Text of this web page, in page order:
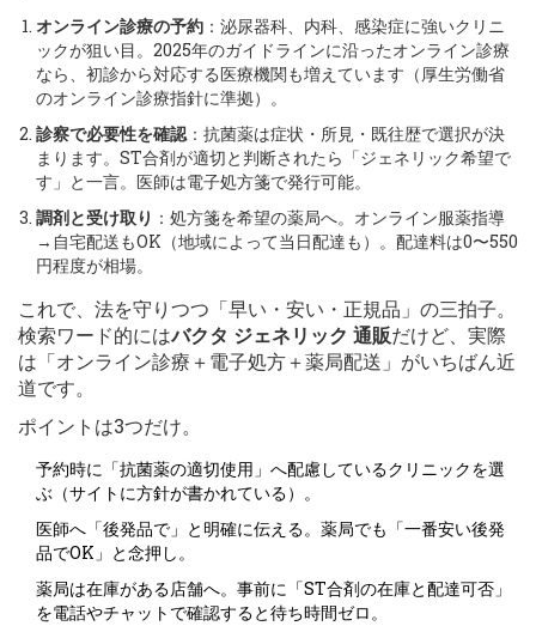
オンライン診療の予約 ：泌尿器科、内科、感染症に強いクリニ
ックが狙い目。2025年のガイドラインに沿ったオンライン診療
なら、初診から対応する医療機関も増えています（厚生労働省
のオンライン診療指針に準拠）。
診察で必要性を確認：抗菌薬は症状・所見・既往歴で選択が決
まります。ST合剤が適切と判断されたら「ジェネリック希望で
す」と一言。医師は電子処方箋で発行可能。
調剤と受け取り ：処方箋を希望の薬局へ。オンライン服薬指導
→自宅配送もOK（地域によって当日配達も）。配達料は0〜550
円程度が相場。
これで、法を守りつつ「早い・安い・正規品」の三拍子。
検索ワード的にはバクタ ジェネリック 通販だけど、実際
は「オンライン診療＋電子処方＋薬局配送」がいちばん近
道です。
ポイントは3つだけ。
予約時に「抗菌薬の適切使用」へ配慮しているクリニックを選
ぶ（サイトに方針が書かれている）。
医師へ「後発品で」と明確に伝える。薬局でも「一番安い後発
品でOK」と念押し。
薬局は在庫がある店舗へ。事前に「ST合剤の在庫と配達可否」
を電話やチャットで確認すると待ち時間ゼロ。